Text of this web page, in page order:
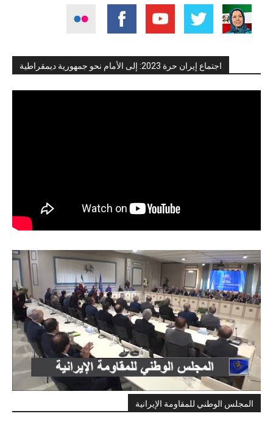
اجتماع إيران حرة 2023: إلى الأمام نحو جمهورية ديمقراطية
المجلس الوطني للمقاومة الإيرانية